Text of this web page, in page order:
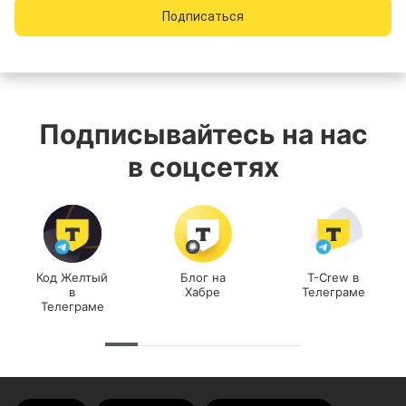
Подписаться
Подписывайтесь на нас
в соцсетях
Код Желтый
в
Телеграме
Блог на
Хабре
T-Crew в
Телеграме